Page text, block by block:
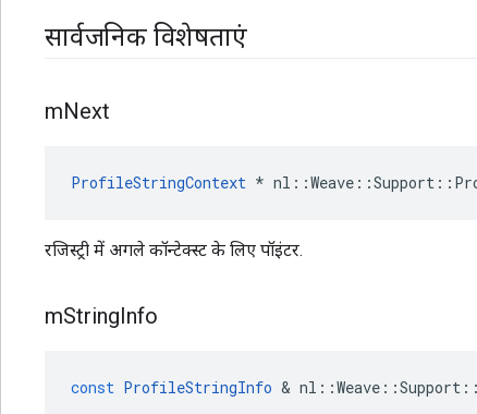
सार्वजनिक विशेषताएं
mNext
ProfileStringContext *
रजिस्ट्री में अगले कॉन्टेक्स्ट के लिए पॉइंटर.
mStringInfo
const ProfileStringInfo & nl ::Weave ::Support ::